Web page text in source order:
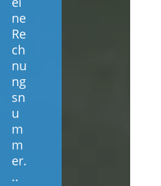
ne
Re
ch
nu
ng
sn
u
m
m
er.
..